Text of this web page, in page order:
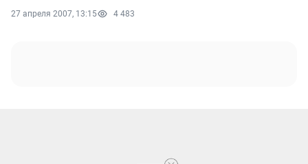
27 апреля 2007, 13:15 4 483